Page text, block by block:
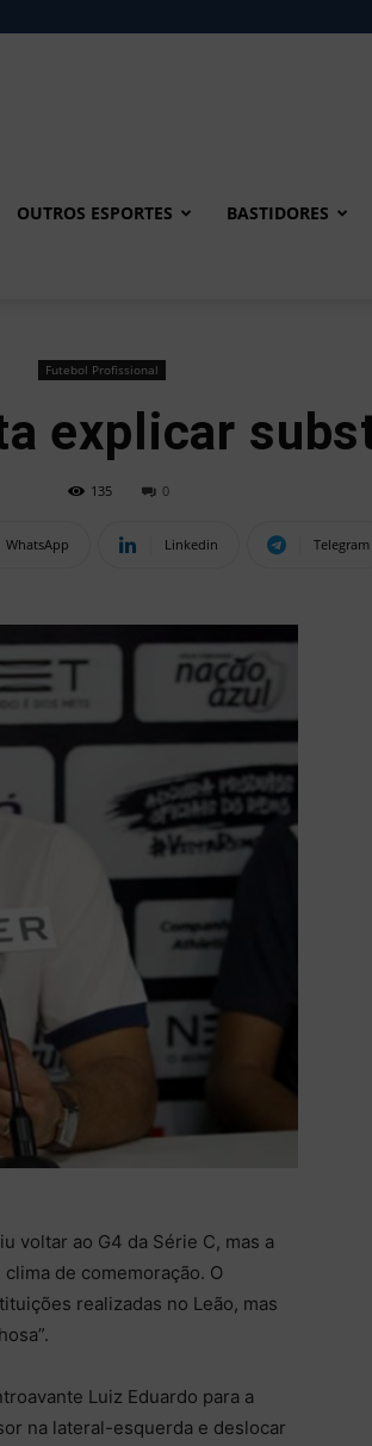
OUTROS ESPORTES BASTIDORES
Futebol Profissional
explicar
135 0
WhatsApp Linkedin Telegram
voltar ao G4 da Série C, mas a
de comemoração. O
realizadas no Leão, mas
Luiz Eduardo para a
na lateral-esquerda e deslocar